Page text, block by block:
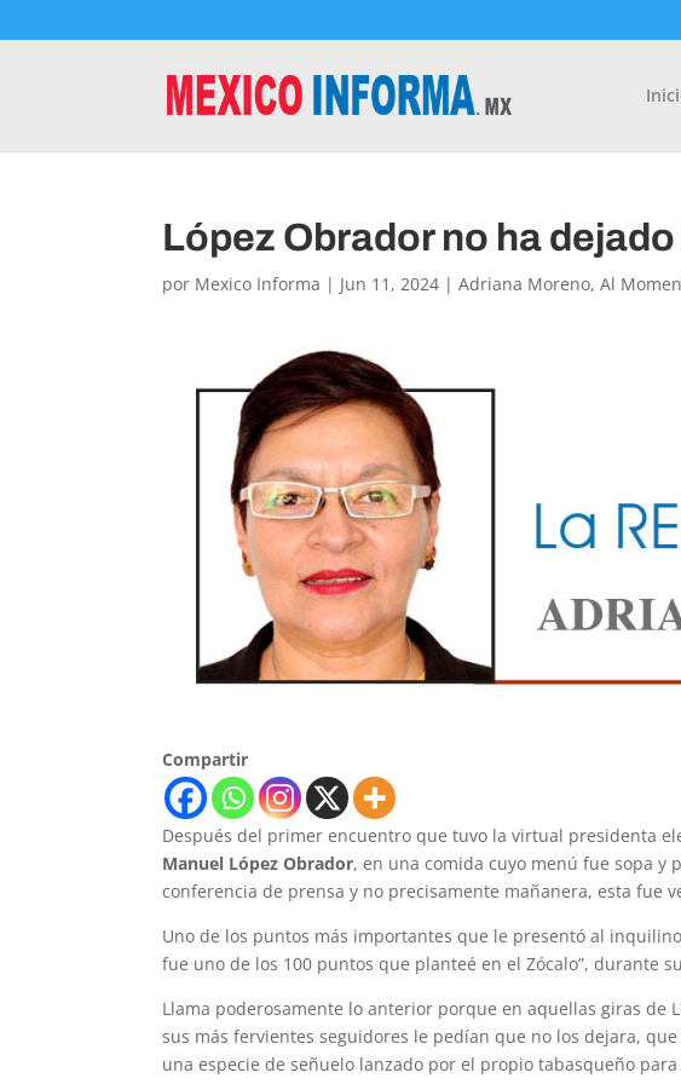
López Obrador no ha
por Mexico Informa | Jun 11, 2024 |Adriana Moreno,Al
Compartir
Después del primer encuentro que tuvo la virtual presidenta
Manuel López Obrador, en una comida cuyo menú fue sopa y
conferencia de prensa y no precisamente mañanera, esta fue
Uno de los puntos más importantes que le presentó al
fue uno de los 100 puntos que planteé en el Zócalo”, durante
Llama poderosamente lo anterior porque en aquellas giras de
sus más fervientes seguidores le pedían que no los dejara,
una especie de señuelo lanzado por el propio tabasqueño